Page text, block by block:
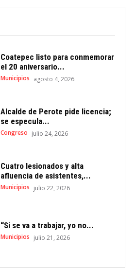
Coatepec listo para conmemorar
el 20 aniversario...
Municipios agosto 4, 2026
Alcalde de Perote pide licencia;
se especula...
Congreso julio 24, 2026
Cuatro lesionados y alta
afluencia de asistentes,...
Municipios julio 22, 2026
“Si se va a trabajar, yo no...
Municipios julio 21, 2026